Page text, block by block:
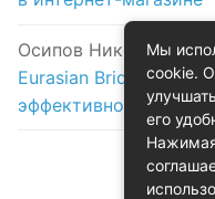
Осипов Николак
Eurasian Bridge в
эффективность на
Мы
cookie.
его